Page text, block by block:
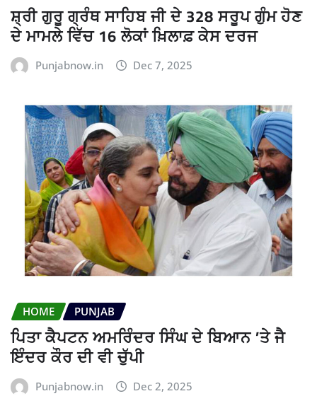
ਸ਼੍ਰੀ ਗੁਰੂ ਗ੍ਰੰਥ ਸਾਹਿਬ ਜੀ ਦੇ 328 ਸਰੂਪ ਗੁੰਮ ਹੋਣ
ਦੇ ਮਾਮਲੇ ਵਿੱਚ 16 ਲੋਕਾਂ ਖ਼ਿਲਾਫ਼ ਕੇਸ ਦਰਜ
Punjabnow.in Dec 7, 2025
HOME PUNJAB
ਪਿਤਾ ਕੈਪਟਨ ਅਮਰਿੰਦਰ ਸਿੰਘ ਦੇ ਬਿਆਨ ’ਤੇ ਜੈ
ਇੰਦਰ ਕੌਰ ਦੀ ਵੀ ਚੁੱਪੀ
Punjabnow.in Dec 2, 2025